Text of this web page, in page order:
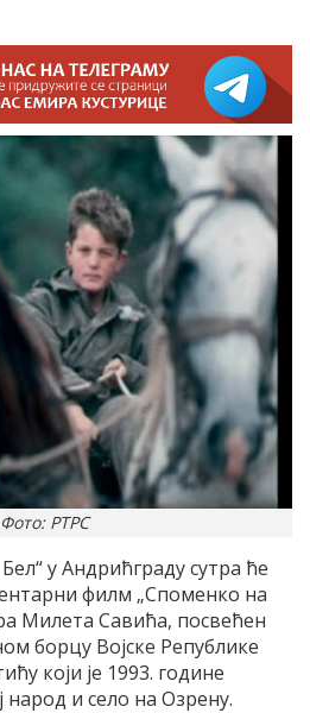
Фото: РТРС
у Андрићграду сутра ће
филм „Споменко на
Милета Савића, посвећен
борцу Војске Републике
који је 1993. године
народ и село на Озрену.